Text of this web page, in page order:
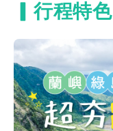
▎行程特色